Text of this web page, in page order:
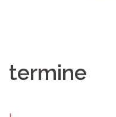
termine